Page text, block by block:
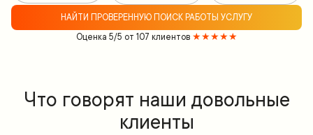
НАЙТИ ПРОВЕРЕННУЮ ПОИСК РАБОТЫ УСЛУГУ
Оценка 5/5 от 107 клиентов ★★★★★
Что говорят наши довольные
клиенты